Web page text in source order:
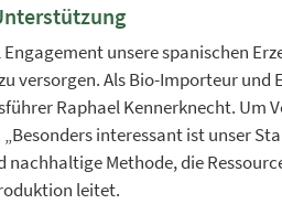
unsere spanischen
versorgen. Als Bio-Importeur
Raphael Kennerknecht. Um
interessant ist unser
nachhaltige Methode, die
leitet.